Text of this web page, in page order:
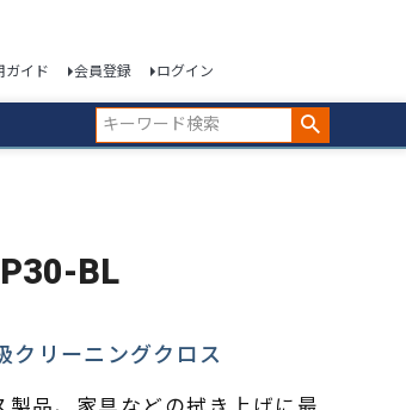
ガイド 会員登録 ログイン
BL
クリーニングクロス